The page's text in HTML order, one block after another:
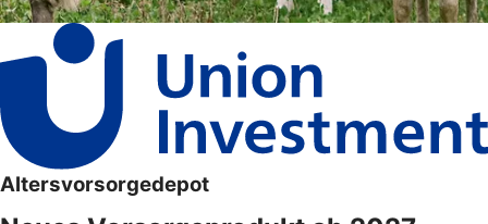
Altersvorsorgedepot